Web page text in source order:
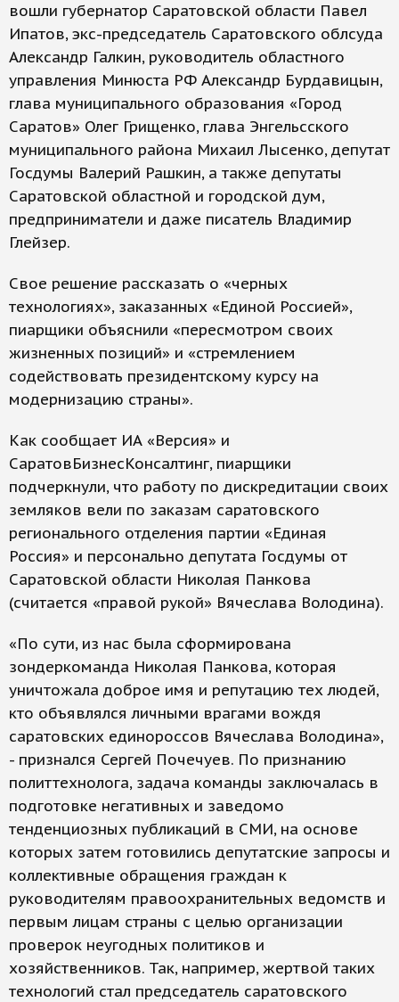
вошли губернатор Саратовской области Павел
Ипатов, экс-председатель Саратовского облсуда
Александр Галкин, руководитель областного
управления Минюста РФ Александр Бурдавицын,
глава муниципального образования «Город
Саратов» Олег Грищенко, глава Энгельсского
муниципального района Михаил Лысенко, депутат
Госдумы Валерий Рашкин, а также депутаты
Саратовской областной и городской дум,
предприниматели и даже писатель Владимир
Глейзер.
Свое решение рассказать о «черных
технологиях», заказанных «Единой Россией»,
пиарщики объяснили «пересмотром своих
жизненных позиций» и «стремлением
содействовать президентскому курсу на
модернизацию страны».
Как сообщает ИА «Версия» и
СаратовБизнесКонсалтинг, пиарщики
подчеркнули, что работу по дискредитации своих
земляков вели по заказам саратовского
регионального отделения партии «Единая
Россия» и персонально депутата Госдумы от
Саратовской области Николая Панкова
(считается «правой рукой» Вячеслава Володина).
«По сути, из нас была сформирована
зондеркоманда Николая Панкова, которая
уничтожала доброе имя и репутацию тех людей,
кто объявлялся личными врагами вождя
саратовских единороссов Вячеслава Володина»,
- признался Сергей Почечуев. По признанию
политтехнолога, задача команды заключалась в
подготовке негативных и заведомо
тенденциозных публикаций в СМИ, на основе
которых затем готовились депутатские запросы и
коллективные обращения граждан к
руководителям правоохранительных ведомств и
первым лицам страны с целью организации
проверок неугодных политиков и
хозяйственников. Так, например, жертвой таких
технологий стал председатель саратовского